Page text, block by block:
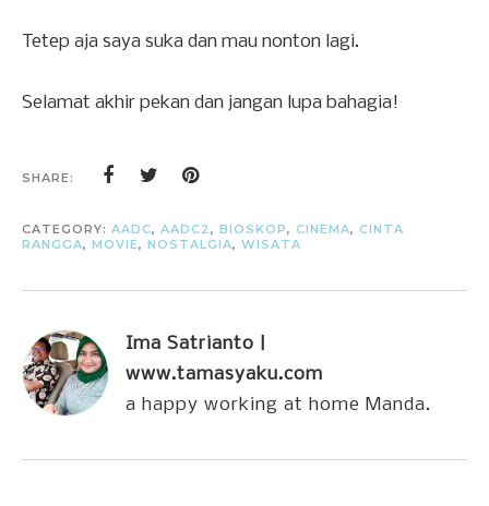
Tetep aja saya suka dan mau nonton lagi.
Selamat akhir pekan dan jangan lupa bahagia!
SHARE:
CATEGORY: AADC, AADC2, BIOSKOP, CINEMA, CINTA
RANGGA, MOVIE, NOSTALGIA, WISATA
Ima Satrianto |
www.tamasyaku.com
a happy working at home Manda.